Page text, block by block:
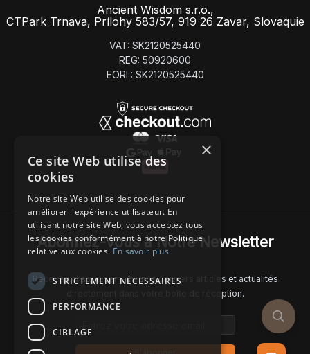
Ancient Wisdom s.r.o.,
CTPark Trnava, Prílohy 583/57, 919 26 Zavar, Slovaquie
VAT: SK2120525440
REG: 50920600
EORI : SK2120525440
Abonnez-Vous à Notre Newsletter
Recevez chaque semaine nos derniers articles et actualités
directement dans votre boîte de réception.
×
Ce site Web utilise des
cookies
Notre site Web utilise des cookies pour
améliorer l'expérience utilisateur. En
utilisant notre site Web, vous acceptez tous
les cookies conformément à notre Politique
relative aux cookies.En savoir plus
STRICTEMENT NÉCESSAIRES
PERFORMANCE
CIBLAGE